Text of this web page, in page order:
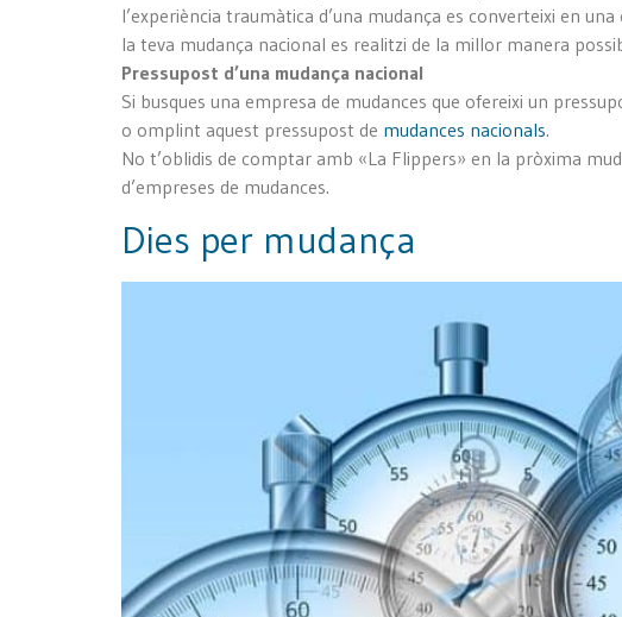
l’experiència traumàtica d’una mudança es converteixi en
la teva mudança nacional es realitzi de la millor manera
Pressupost d’una mudança nacional
Si busques una empresa de mudances que ofereixi un
o omplint aquest pressupost de mudances nacionals.
No t’oblidis de comptar amb «La Flippers» en la pròxima
d’empreses de mudances.
Dies per mudança